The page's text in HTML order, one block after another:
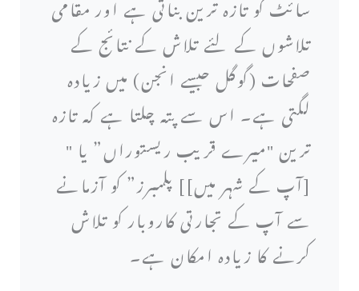
تلاشوں کے لئے تلاش کے نتائج کے
صفحات (گوگل جیسے انجن) میں زیادہ
لگتی ہے۔ اس سے پتہ چلتا ہے کہ تازہ
ترین "میرے قریب ریستوراں” یا "
[آپ کے شہر میں]] پلمبرز” کو آزمانے
سے آپ کے تجارتی کاروبار کو تلاش
کرنے کا زیادہ امکان ہے۔